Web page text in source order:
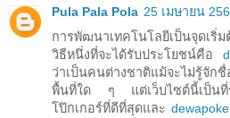
Pula Pala Pola 25 เมษายน
การพัฒนาเทคโนโลยีเป็นจุดเริ่
วิธีหนึ่งที่จะได้รับประโยชน์คือ
ว่าเป็นคนต่างชาติแม้จะไม่รู้จัก
พื้นที่ใด ๆ แต่เว็บไซต์นี้เป็นที่รู้
โป๊กเกอร์ที่ดีที่สุดและ